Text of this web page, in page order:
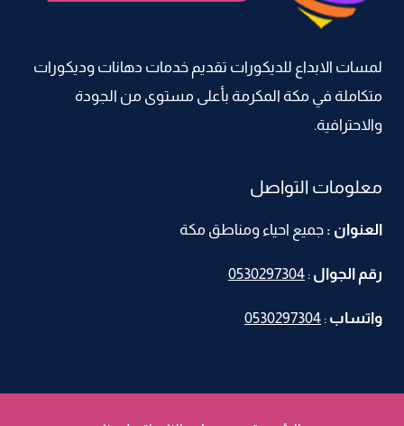
ديكور
مرايات
–
تفصيل
مرايات
لمسات الابداع للديكورات تقديم خدمات دهانات وديكورات
متكاملة في مكة المكرمة بأعلى مستوى من الجودة
والاحترافية.
معلومات التواصل
العنوان : جميع احياء ومناطق مكة
رقم الجوال :
0530297304
واتساب :
0530297304